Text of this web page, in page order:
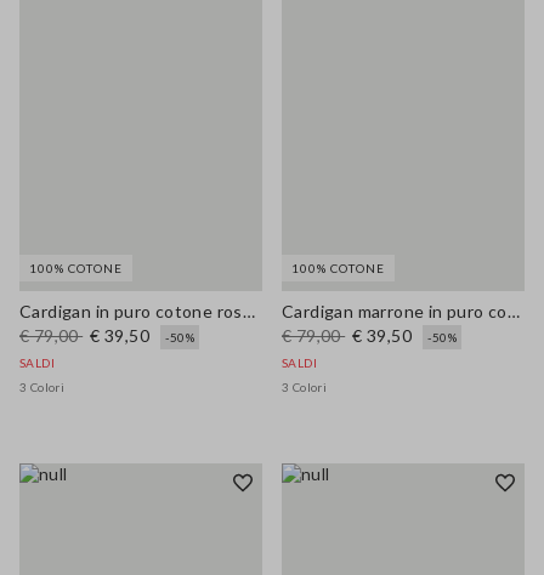
100% COTONE
Cardigan in puro cotone rosso oversize fit con zip
€ 79,00 € 39,50
-50%
SALDI
3 Colori
100% COTONE
Cardigan marrone in puro cotone oversize fit
€ 79,00 € 39,50
-50%
SALDI
3 Colori